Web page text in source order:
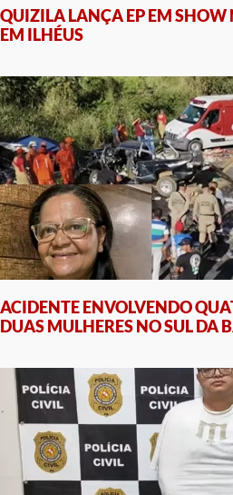
QUIZILA LANÇA EP EM
EM ILHÉUS
ACIDENTE ENVOLVENDO
DUAS MULHERES NO SUL DA